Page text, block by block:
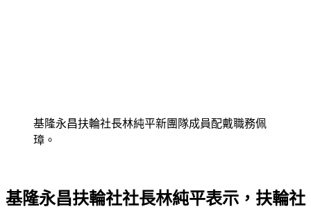
基隆永昌扶輪社長林純平新團隊成員配戴職務佩
璋。
基隆永昌扶輪社社長林純平表示，扶輪社